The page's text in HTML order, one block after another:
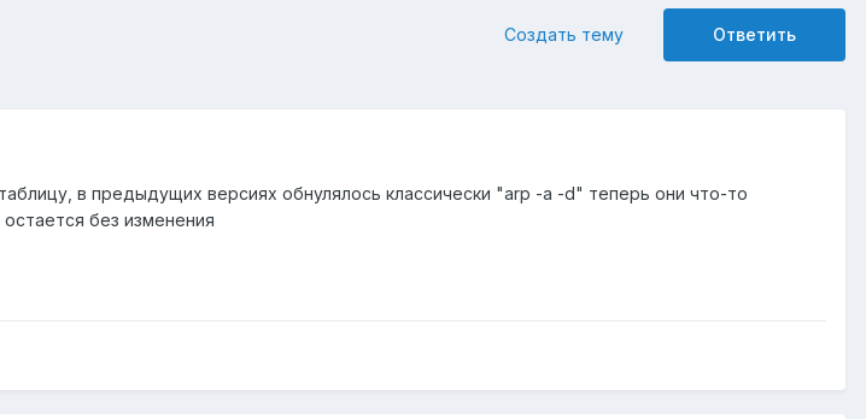
Ответить
Создать тему
в предыдущих версиях обнулялось классически "arp -a -d" теперь они что-то
без изменения